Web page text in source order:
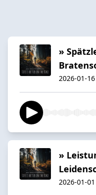
»
2026-01-16
»
2026-01-01